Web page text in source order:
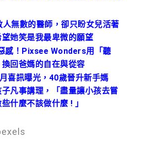
人無數的醫師，卻只盼女兒活著
她笑是我最卑微的願望
感！Pixsee Wonders用「聽
回爸媽的自在與從容
喜訊曝光，40歲晉升新手媽
凡事講理，「盡量讓小孩去嘗
什麼不該做什麼 ! 」